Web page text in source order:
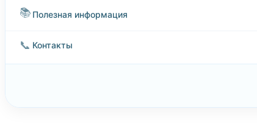
📚 Полезная информация
📞 Контакты